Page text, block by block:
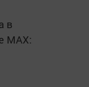
в
MАХ: